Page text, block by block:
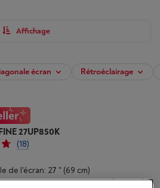
: une solution tout-en-un pour le
Affichage
écran Rétroéclairage
27UP850K
(18)
de l'écran: 27 " (69 cm)
d'écran: 3840 x 2160 pixels (4K UHD)